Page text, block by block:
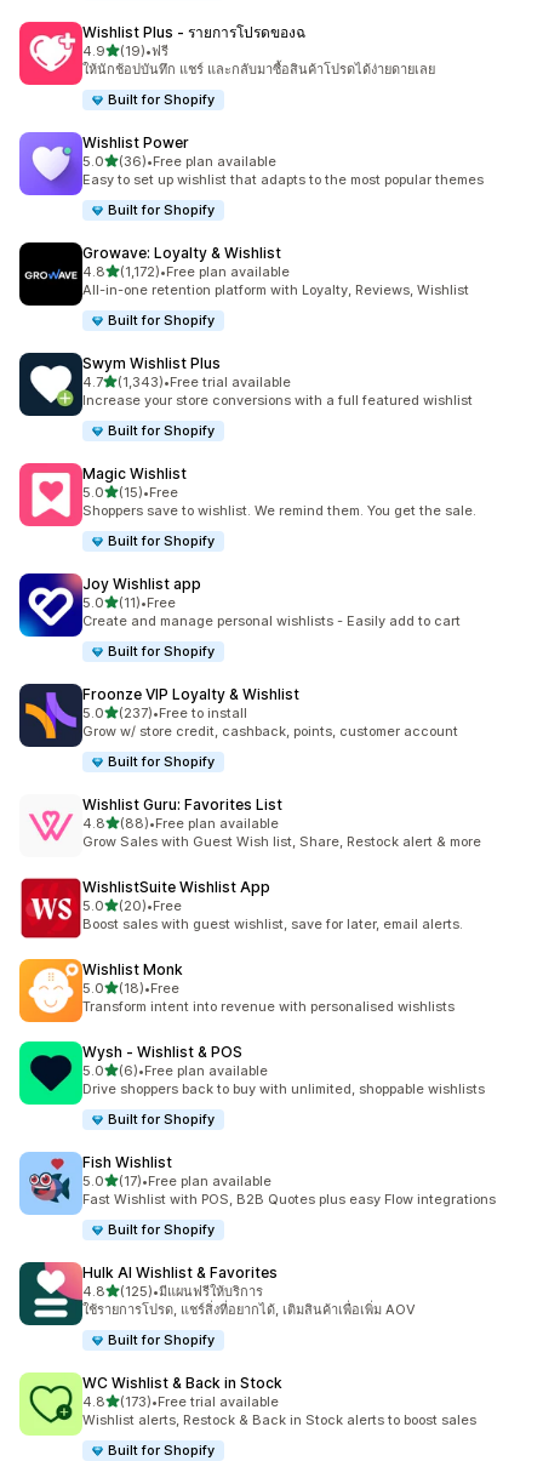
Wishlist Plus ‑ รายการโปรดของฉ
4.9เต็ม 5 ดาว
(19)
ทั้งหมด 19 รีวิว
•ฟรี
ให้นักช้อปบันทึก แชร์ และกลับมาซื้อสินค้าโปรดได้ง่ายดายเลย
Built for Shopify
Wishlist Power
5.0เต็ม 5 ดาว
(36)
ทั้งหมด 36 รีวิว
•Free plan available
Easy to set up wishlist that adapts to the most popular themes
Built for Shopify
Growave: Loyalty & Wishlist
4.8เต็ม 5 ดาว
(1,172)
ทั้งหมด 1172 รีวิว
•Free plan available
All-in-one retention platform with Loyalty, Reviews, Wishlist
Built for Shopify
Swym Wishlist Plus
4.7เต็ม 5 ดาว
(1,343)
ทั้งหมด 1343 รีวิว
•Free trial available
Increase your store conversions with a full featured wishlist
Built for Shopify
Magic Wishlist
5.0เต็ม 5 ดาว
(15)
ทั้งหมด 15 รีวิว
•Free
Shoppers save to wishlist. We remind them. You get the sale.
Built for Shopify
Joy Wishlist app
5.0เต็ม 5 ดาว
(11)
ทั้งหมด 11 รีวิว
•Free
Create and manage personal wishlists - Easily add to cart
Built for Shopify
Froonze VIP Loyalty & Wishlist
5.0เต็ม 5 ดาว
(237)
ทั้งหมด 237 รีวิว
•Free to install
Grow w/ store credit, cashback, points, customer account
Built for Shopify
Wishlist Guru: Favorites List
4.8เต็ม 5 ดาว
(88)
ทั้งหมด 88 รีวิว
•Free plan available
Grow Sales with Guest Wish list, Share, Restock alert & more
WishlistSuite Wishlist App
5.0เต็ม 5 ดาว
(20)
ทั้งหมด 20 รีวิว
•Free
Boost sales with guest wishlist, save for later, email alerts.
Wishlist Monk
5.0เต็ม 5 ดาว
(18)
ทั้งหมด 18 รีวิว
•Free
Transform intent into revenue with personalised wishlists
Wysh ‑ Wishlist & POS
5.0เต็ม 5 ดาว
(6)
ทั้งหมด 6 รีวิว
•Free plan available
Drive shoppers back to buy with unlimited, shoppable wishlists
Built for Shopify
Fish Wishlist
5.0เต็ม 5 ดาว
(17)
ทั้งหมด 17 รีวิว
•Free plan available
Fast Wishlist with POS, B2B Quotes plus easy Flow integrations
Built for Shopify
Hulk AI Wishlist & Favorites
4.8เต็ม 5 ดาว
(125)
ทั้งหมด 125 รีวิว
•มีแผนฟรีให้บริการ
ใช้รายการโปรด, แชร์สิ่งที่อยากได้, เติมสินค้าเพื่อเพิ่ม AOV
Built for Shopify
WC Wishlist & Back in Stock
4.8เต็ม 5 ดาว
(173)
ทั้งหมด 173 รีวิว
•Free trial available
Wishlist alerts, Restock & Back in Stock alerts to boost sales
Built for Shopify